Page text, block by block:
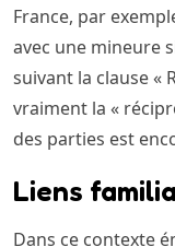
France, par
avec une mineure
suivant la clause «
vraiment la «
des parties est
Liens
Dans ce contexte